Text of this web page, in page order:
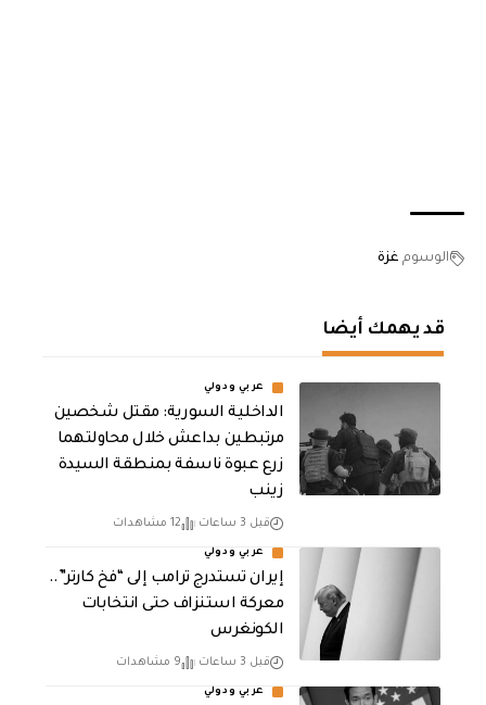
الوسوم غزة
قد يهمك أيضا
عربي ودولي
الداخلية السورية: مقتل شخصين
مرتبطين بداعش خلال محاولتهما
زرع عبوة ناسفة بمنطقة السيدة
زينب
قبل 3 ساعات 12 مشاهدات
عربي ودولي
إيران تستدرج ترامب إلى “فخ كارتر”..
معركة استنزاف حتى انتخابات
الكونغرس
قبل 3 ساعات 9 مشاهدات
عربي ودولي